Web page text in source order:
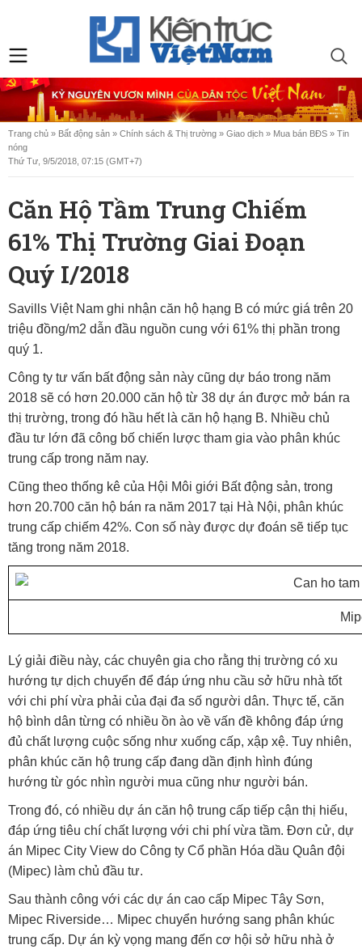
Trang chủ » Bất động sản » Chính sách & Thị trường » Giao dịch » Mua bán BĐS » Tin
nóng
Thứ Tư, 9/5/2018, 07:15 (GMT+7)
Căn Hộ Tầm Trung Chiếm
61% Thị Trường Giai Đoạn
Quý I/2018
Savills Việt Nam ghi nhận căn hộ hạng B có mức giá trên 20
triệu đồng/m2 dẫn đầu nguồn cung với 61% thị phần trong
quý 1.
Công ty tư vấn bất động sản này cũng dự báo trong năm
2018 sẽ có hơn 20.000 căn hộ từ 38 dự án được mở bán ra
thị trường, trong đó hầu hết là căn hộ hạng B. Nhiều chủ
đầu tư lớn đã công bố chiến lược tham gia vào phân khúc
trung cấp trong năm nay.
Cũng theo thống kê của Hội Môi giới Bất động sản, trong
hơn 20.700 căn hộ bán ra năm 2017 tại Hà Nội, phân khúc
trung cấp chiếm 42%. Con số này được dự đoán sẽ tiếp tục
tăng trong năm 2018.
Lý giải điều này, các chuyên gia cho rằng thị trường có xu
hướng tự dịch chuyển để đáp ứng nhu cầu sở hữu nhà tốt
với chi phí vừa phải của đại đa số người dân. Thực tế, căn
hộ bình dân từng có nhiều ồn ào về vấn đề không đáp ứng
đủ chất lượng cuộc sống như xuống cấp, xập xệ. Tuy nhiên,
phân khúc căn hộ trung cấp đang dần định hình đúng
hướng từ góc nhìn người mua cũng như người bán.
Trong đó, có nhiều dự án căn hộ trung cấp tiếp cận thị hiếu,
đáp ứng tiêu chí chất lượng với chi phí vừa tầm. Đơn cử, dự
án Mipec City View do Công ty Cổ phần Hóa dầu Quân đội
(Mipec) làm chủ đầu tư.
Sau thành công với các dự án cao cấp Mipec Tây Sơn,
Mipec Riverside… Mipec chuyển hướng sang phân khúc
trung cấp. Dự án kỳ vọng mang đến cơ hội sở hữu nhà ở